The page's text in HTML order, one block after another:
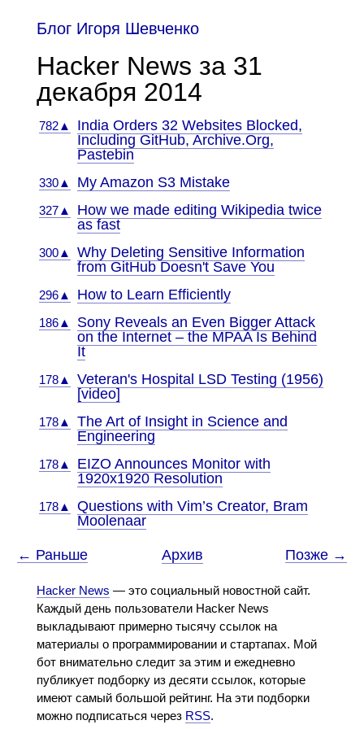
Блог Игоря Шевченко
Hacker News за 31
декабря 2014
782▲
India Orders 32 Websites Blocked,
Including GitHub, Archive.Org,
Pastebin
330▲ My Amazon S3 Mistake
327▲
How we made editing Wikipedia twice
as fast
300▲
Why Deleting Sensitive Information
from GitHub Doesn't Save You
296▲ How to Learn Efficiently
186▲
Sony Reveals an Even Bigger Attack
on the Internet – the MPAA Is Behind
It
178▲
Veteran's Hospital LSD Testing (1956)
[video]
178▲
The Art of Insight in Science and
Engineering
178▲
EIZO Announces Monitor with
1920x1920 Resolution
178▲
Questions with Vim’s Creator, Bram
Moolenaar
← Раньше Архив Позже →
Hacker News — это социальный новостной сайт.
Каждый день пользователи Hacker News
выкладывают примерно тысячу ссылок на
материалы о программировании и стартапах. Мой
бот внимательно следит за этим и ежедневно
публикует подборку из десяти ссылок, которые
имеют самый большой рейтинг. На эти подборки
можно подписаться через RSS.